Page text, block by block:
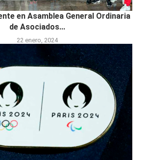
en Asamblea General Ordinaria
de Asociados...
22 enero, 2024